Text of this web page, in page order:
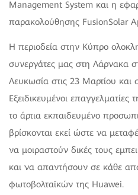
Management System και η
παρακολούθησης FusionSolar
H περιοδεία στην Κύπρο
συνεργάτες μας στη Λάρνακα
Λευκωσία στις 23 Μαρτίου και
Εξειδικευμένοι
το άρτια εκπαιδευμένο
βρίσκονται εκεί ώστε να
να μοιραστούν δικές τους
και να απαντήσουν σε κάθε
φωτοβολταϊκών της Huawei.